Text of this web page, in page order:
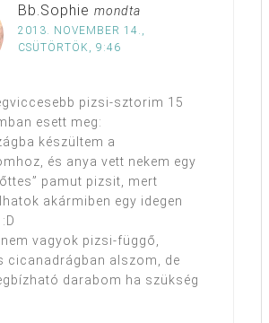
Bb.Sophie mondta
2013. NOVEMBER 14.,
CSÜTÖRTÖK, 9:46
pizsi-sztorim 15
esett meg:
készültem a
és anya vett nekem egy
pamut pizsit, mert
akármiben egy idegen
vagyok pizsi-függő,
cicanadrágban alszom, de
darabom ha szükség